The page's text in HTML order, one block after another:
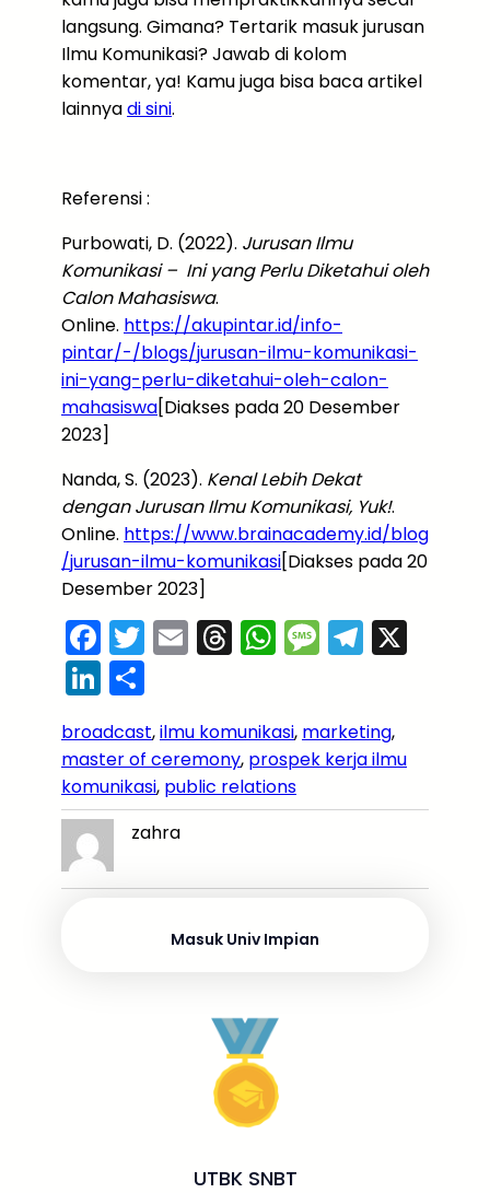
langsung. Gimana? Tertarik masuk jurusan
Ilmu Komunikasi? Jawab di kolom
komentar, ya! Kamu juga bisa baca artikel
lainnyadi sini.
Referensi :
Purbowati, D. (2022). Jurusan Ilmu
Komunikasi – Ini yang Perlu Diketahui oleh
Calon Mahasiswa.
Online. https://akupintar.id/info-
pintar/-/blogs/jurusan-ilmu-komunikasi-
ini-yang-perlu-diketahui-oleh-calon-
mahasiswa[Diakses pada 20 Desember
2023]
Nanda, S. (2023). Kenal Lebih Dekat
dengan Jurusan Ilmu Komunikasi, Yuk!.
Online. https://www.brainacademy.id/blog
/jurusan-ilmu-komunikasi[Diakses pada 20
Desember 2023]
F
a
c
e
b
o
k
T
w
er
E
m
l
T
hr
a
d
s
W
h
ts
A
p
M
e
s
a
g
T
el
gr
a
m
Li
n
k
e
dI
n
h
ar
e
broadcast, ilmu komunikasi, marketing
master of ceremony, prospek kerja ilmu
komunikasi, public relations
zahra
Masuk Univ Impian
UTBK SNBT